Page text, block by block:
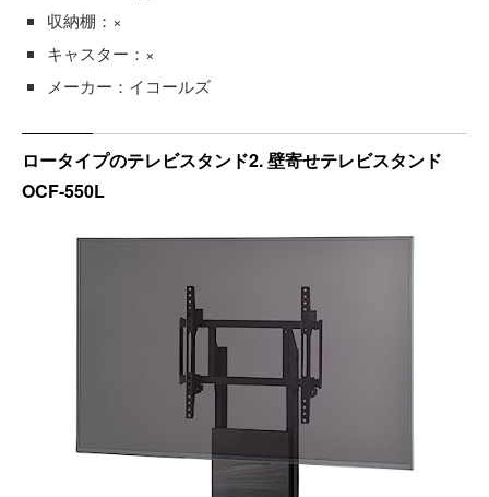
収納棚：×
キャスター：×
メーカー：イコールズ
ロータイプのテレビスタンド2. 壁寄せテレビスタンド
OCF-550L